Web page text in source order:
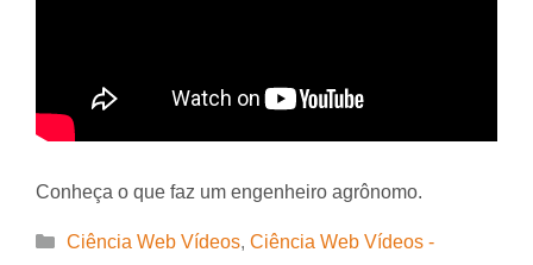
Conheça o que faz um engenheiro agrônomo.
Categorias
Ciência Web Vídeos, Ciência Web Vídeos -